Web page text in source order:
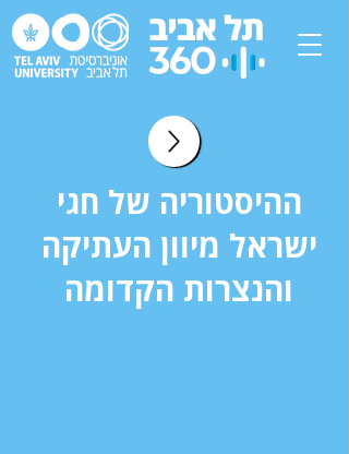
ההיסטוריה של חגי
ישראל מיוון העתיקה
והנצרות הקדומה